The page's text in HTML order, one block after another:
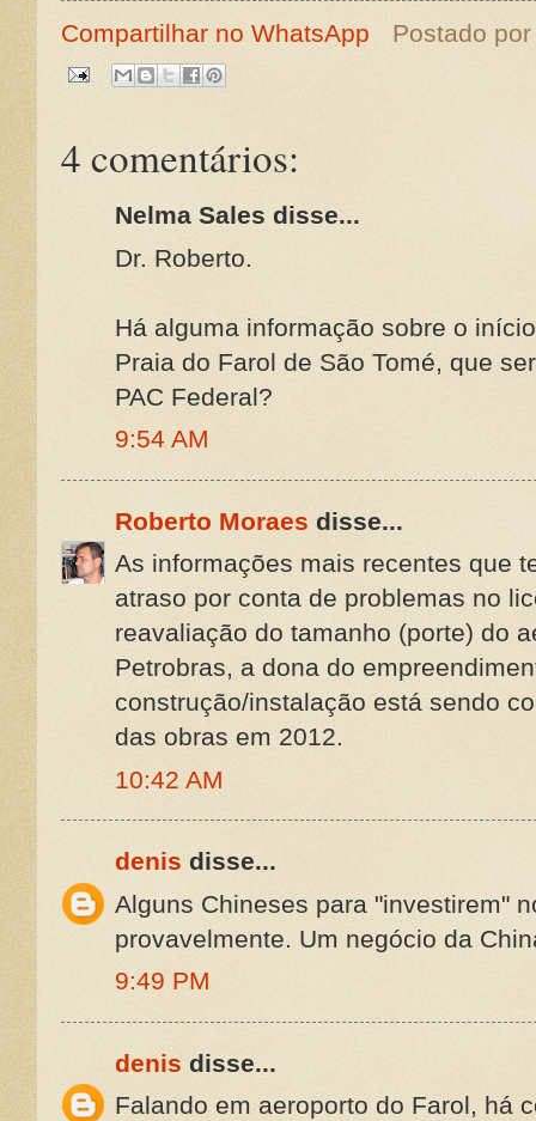
Compartilhar no WhatsApp Postado
4 comentários:
Nelma Sales disse...
Dr. Roberto.
Há alguma informação sobre o
Praia do Farol de São Tomé, que
PAC Federal?
9:54 AM
Roberto Moraes disse...
As informações mais recentes que
atraso por conta de problemas no
reavaliação do tamanho (porte) do
Petrobras, a dona do
construção/instalação está sendo
das obras em 2012.
10:42 AM
denis disse...
Alguns Chineses para "investirem"
provavelmente. Um negócio da
9:49 PM
denis disse...
Falando em aeroporto do Farol, há